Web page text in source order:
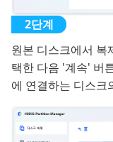
원본 디스크에서 복
택한 다음 '계속' 버
에 연결하는 디스크